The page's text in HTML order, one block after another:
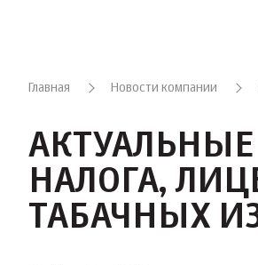
Главная Новости компании
НАЛОГА,
ТАБАЧНЫХ